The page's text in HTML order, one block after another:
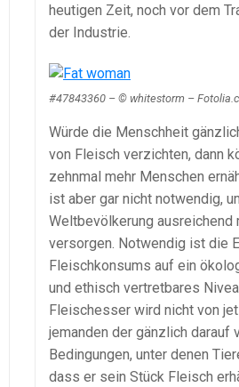
heutigen Zeit, noch vor dem
der Industrie.
#47843360 – © whitestorm –
Würde die Menschheit
von Fleisch verzichten, dann
zehnmal mehr Menschen
ist aber gar nicht notwendig,
Weltbevölkerung ausreichend
versorgen. Notwendig ist die
Fleischkonsums auf ein
und ethisch vertretbares
Fleischesser wird nicht von
jemanden der gänzlich darauf
Bedingungen, unter denen
dass er sein Stück Fleisch